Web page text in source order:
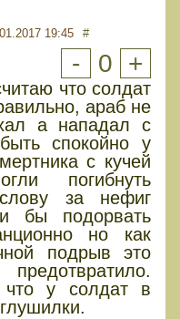
19:45 #
- 0 +
что солдат
араб не
а нападал с
спокойно у
с кучей
погибнуть
за нефиг
бы подорвать
но как
подрыв это
что у солдат в